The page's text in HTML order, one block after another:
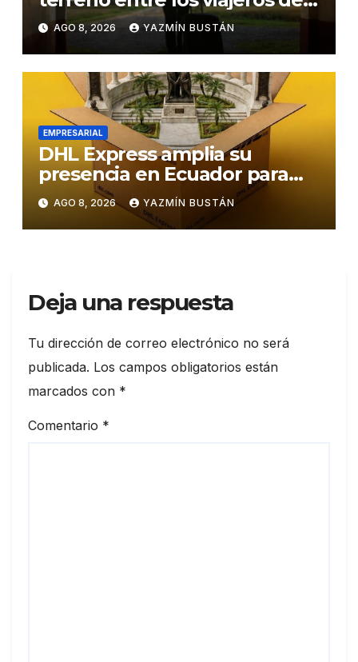
negocios
AGO 8, 2026 YAZMÍN BUSTÁN
EMPRESARIAL
DHL Express amplia su
presencia en Ecuador para
responder al crecimiento de
las exportaciones
AGO 8, 2026 YAZMÍN BUSTÁN
Deja una respuesta
Tu dirección de correo electrónico no será
publicada. Los campos obligatorios están
marcados con *
Comentario *